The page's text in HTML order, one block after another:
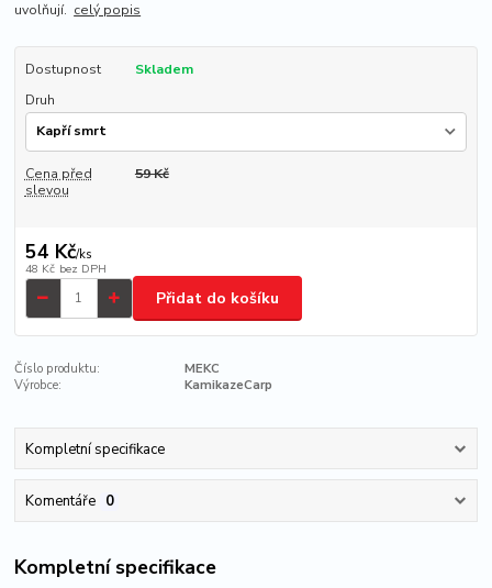
uvolňují. celý popis
Dostupnost
Skladem
Druh
Cena před
slevou
59 Kč
54 Kč/ks
48 Kč bez DPH
Přidat do košíku
Číslo produktu:
MEKC
Výrobce:
KamikazeCarp
Kompletní specifikace
Komentáře 0
Kompletní specifikace